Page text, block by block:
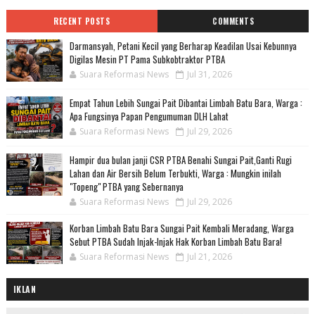
RECENT POSTS COMMENTS
Darmansyah, Petani Kecil yang Berharap Keadilan Usai Kebunnya
Digilas Mesin PT Pama Subkobtraktor PTBA
Suara Reformasi News Jul 31, 2026
Empat Tahun Lebih Sungai Pait Dibantai Limbah Batu Bara, Warga :
Apa Fungsinya Papan Pengumuman DLH Lahat
Suara Reformasi News Jul 29, 2026
Hampir dua bulan janji CSR PTBA Benahi Sungai Pait,Ganti Rugi
Lahan dan Air Bersih Belum Terbukti, Warga : Mungkin inilah
"Topeng" PTBA yang Sebernanya
Suara Reformasi News Jul 29, 2026
Korban Limbah Batu Bara Sungai Pait Kembali Meradang, Warga
Sebut PTBA Sudah Injak-Injak Hak Korban Limbah Batu Bara!
Suara Reformasi News Jul 21, 2026
IKLAN